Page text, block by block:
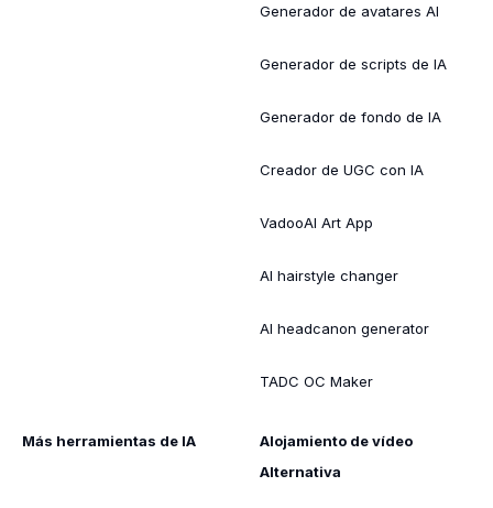
Generador de avatares AI
Generador de scripts de IA
Generador de fondo de IA
Creador de UGC con IA
VadooAI Art App
AI hairstyle changer
AI headcanon generator
TADC OC Maker
Más herramientas de IA
Alojamiento de vídeo
Alternativa